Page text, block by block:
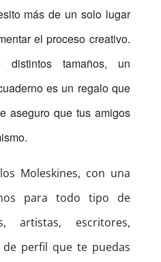
más de un solo lugar
el proceso creativo.
distintos tamaños, un
es un regalo que
aseguro que tus amigos
Moleskines, con una
para todo tipo de
artistas, escritores,
perfil que te puedas